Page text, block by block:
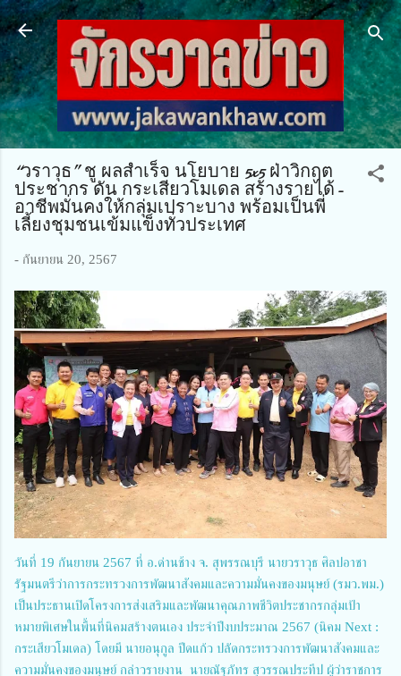
ข้ามไปที่เนื้อหาหลัก
“วราวุธ” ชู ผลสำเร็จ นโยบาย 5x5 ฝ่าวิกฤต
ประชากร ดัน กระเสียวโมเดล สร้างรายได้-
อาชีพมั่นคงให้กลุ่มเปราะบาง พร้อมเป็นพี่
เลี้ยงชุมชนเข้มแข็งทั่วประเทศ
- กันยายน 20, 2567
วันที่ 19 กันยายน 2567 ที่ อ.ด่านช้าง จ. สุพรรณบุรี นายวราวุธ ศิลปอาชา
รัฐมนตรีว่าการกระทรวงการพัฒนาสังคมและความมั่นคงของมนุษย์ (รมว.พม.)
เป็นประธานเปิดโครงการส่งเสริมและพัฒนาคุณภาพชีวิตประชากรกลุ่มเป้า
หมายพิเศษในพื้นที่นิคมสร้างตนเอง ประจำปีงบประมาณ 2567 (นิคม Next :
กระเสียวโมเดล) โดยมี นายอนุกูล ปีดแก้ว ปลัดกระทรวงการพัฒนาสังคมและ
ความมั่นคงของมนุษย์ กล่าวรายงาน นายณัฐภัทร สุวรรณประทีป ผู้ว่าราชการ